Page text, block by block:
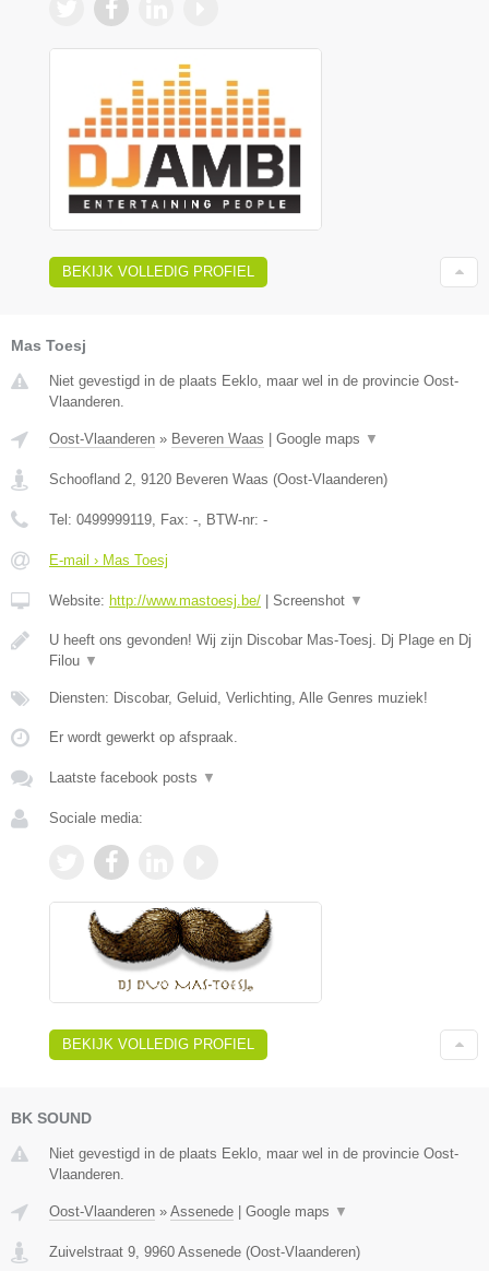
BEKIJK VOLLEDIG PROFIEL
Mas Toesj
Niet gevestigd in de plaats Eeklo, maar wel in de provincie Oost-
Vlaanderen.
Oost-Vlaanderen » Beveren Waas | Google maps ▼
Schoofland 2 9120 Beveren Waas (Oost-Vlaanderen)
Tel: 0499999119 , Fax: - , BTW-nr: -
E-mail › Mas Toesj
Website: http://www.mastoesj.be/ | Screenshot ▼
U heeft ons gevonden! Wij zijn Discobar Mas-Toesj. Dj Plage en Dj
Filou ▼
Diensten: Discobar, Geluid, Verlichting, Alle Genres muziek!
Er wordt gewerkt op afspraak.
Laatste facebook posts ▼
Sociale media:
BEKIJK VOLLEDIG PROFIEL
BK SOUND
Niet gevestigd in de plaats Eeklo, maar wel in de provincie Oost-
Vlaanderen.
Oost-Vlaanderen » Assenede Google maps ▼
Zuivelstraat 9 9960 Assenede (Oost-Vlaanderen)